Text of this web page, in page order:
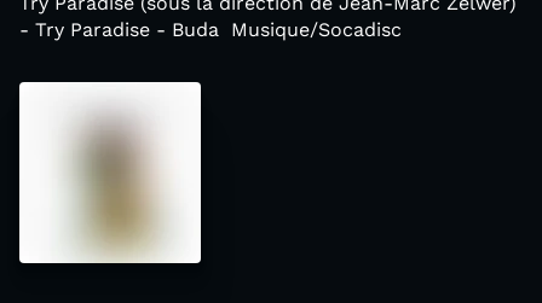
- Try Paradise - Buda Musique/Socadisc